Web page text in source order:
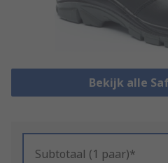
Bekijk alle
Subtotaal (1 paar)*